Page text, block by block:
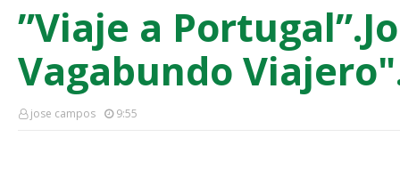
”Viaje a
Vagabundo
jose campos 9:55